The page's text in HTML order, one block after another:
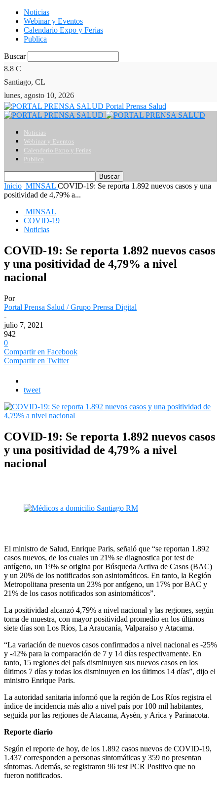
Noticias
Webinar y Eventos
Calendario Expo y Ferias
Publica
Buscar
8.8 C
Santiago, CL
lunes, agosto 10, 2026
Portal Prensa Salud
Noticias
Webinar y Eventos
Calendario Expo y Ferias
Publica
Inicio MINSAL COVID-19: Se reporta 1.892 nuevos casos y una
positividad de 4,79% a...
MINSAL
COVID-19
Noticias
COVID-19: Se reporta 1.892 nuevos casos
y una positividad de 4,79% a nivel
nacional
Por
Portal Prensa Salud / Grupo Prensa Digital
-
julio 7, 2021
942
0
Compartir en Facebook
Compartir en Twitter
tweet
COVID-19: Se reporta 1.892 nuevos casos
y una positividad de 4,79% a nivel
nacional
El ministro de Salud, Enrique Paris, señaló que “se reportan 1.892
casos nuevos, de los cuales un 21% se diagnostica por test de
antígeno, un 19% se origina por Búsqueda Activa de Casos (BAC)
y un 20% de los notificados son asintomáticos. En tanto, la Región
Metropolitana presenta un 23% por antígeno, un 17% por BAC y
21% de los casos notificados son asintomáticos”.
La positividad alcanzó 4,79% a nivel nacional y las regiones, según
toma de muestra, con mayor positividad promedio en los últimos
siete días son Los Ríos, La Araucanía, Valparaíso y Atacama.
“La variación de nuevos casos confirmados a nivel nacional es -25%
y -42% para la comparación de 7 y 14 días respectivamente. En
tanto, 15 regiones del país disminuyen sus nuevos casos en los
últimos 7 días y todas los disminuyen en los últimos 14 días”, dijo el
ministro Enrique Paris.
La autoridad sanitaria informó que la región de Los Ríos registra el
índice de incidencia más alto a nivel país por 100 mil habitantes,
seguida por las regiones de Atacama, Aysén, y Arica y Parinacota.
Reporte diario
Según el reporte de hoy, de los 1.892 casos nuevos de COVID-19,
1.437 corresponden a personas sintomáticas y 359 no presentan
síntomas. Además, se registraron 96 test PCR Positivo que no
fueron notificados.